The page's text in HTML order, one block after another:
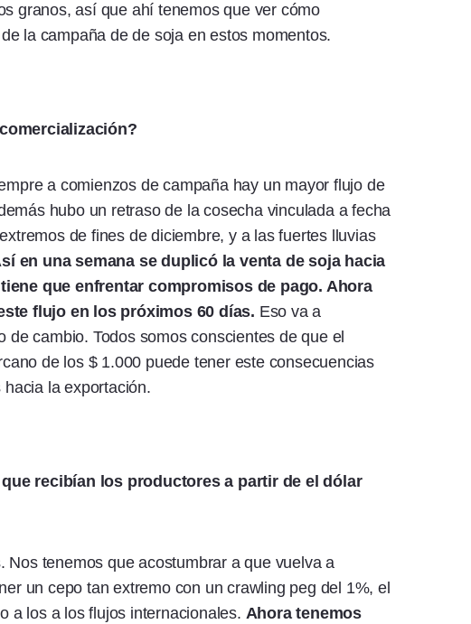
granos, así que ahí tenemos que ver cómo
la campaña de de soja en estos momentos.
a comienzos de campaña hay un mayor flujo de
hubo un retraso de la cosecha vinculada a fecha
de fines de diciembre, y a las fuertes lluvias
en una semana se duplicó la venta de soja hacia
que enfrentar compromisos de pago. Ahora
flujo en los próximos 60 días. Eso va a
cambio. Todos somos conscientes de que el
de los $ 1.000 puede tener este consecuencias
la exportación.
recibían los productores a partir de el dólar
Nos tenemos que acostumbrar a que vuelva a
un cepo tan extremo con un crawling peg del 1%, el
a los a los flujos internacionales. Ahora tenemos